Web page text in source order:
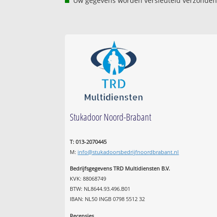
Stukadoor Noord-Brabant
T: 013-2070445
M: info@stukadoorsbedrijfnoordbrabant.nl
Bedrijfsgegevens TRD Multidiensten B.V.
KVK: 88068749
BTW: NL8644.93.496.B01
IBAN: NL50 INGB 0798 5512 32